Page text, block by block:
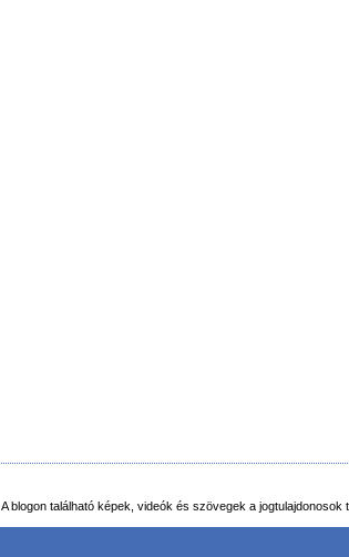
A blogon található képek, videók és szövegek a jogtulajdonosok